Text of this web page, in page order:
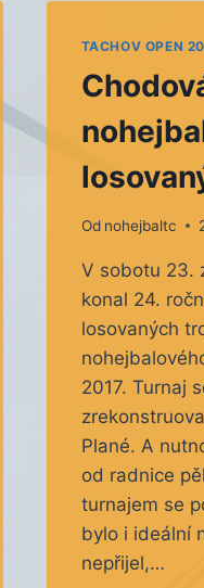
TACHOV OPEN
Od nohejbaltc
V sobotu 23.
konal 24.
losovaných
2017. Turnaj
Plané. A
od radnice
turnajem se
bylo i ideální
nepřijel,…